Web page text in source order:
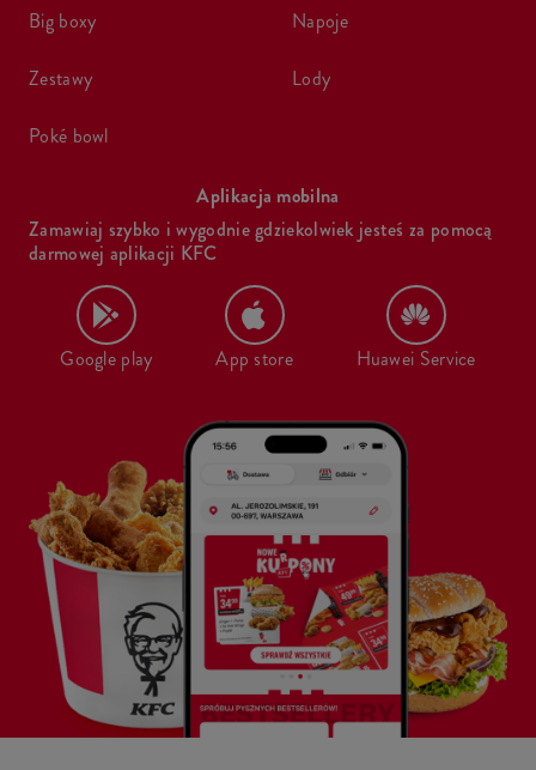
big boxy
zestawy
poké bowl
napoje
lody
Aplikacja mobilna
Zamawiaj szybko i wygodnie gdziekolwiek jesteś za pomocą
darmowej aplikacji KFC
Google play App store Huawei Service